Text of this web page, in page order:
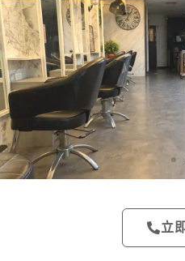
立